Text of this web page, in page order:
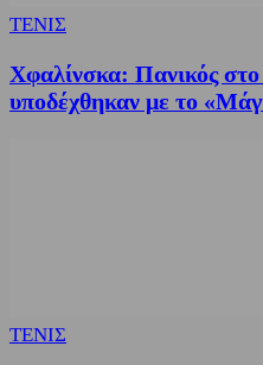
ΤΕΝΙΣ
Χφαλίνσκα: Πανικός
υποδέχθηκαν με το
ΤΕΝΙΣ